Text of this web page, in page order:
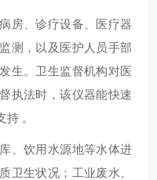
房、诊疗设备、医疗器
测，以及医护人员手部
生。卫生监督机构对医
执法时，该仪器能快速
。
、饮用水源地等水体进
卫生状况；工业废水、